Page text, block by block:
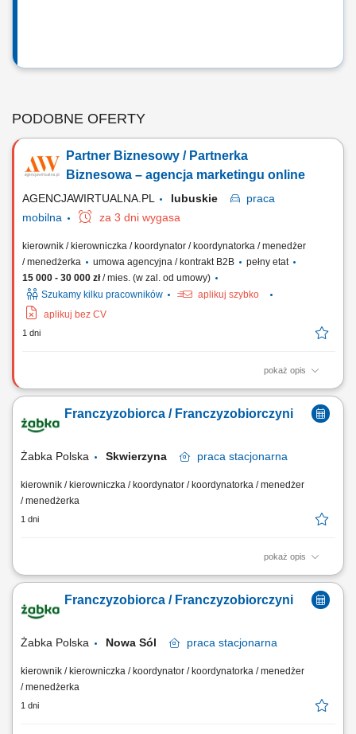
PODOBNE OFERTY
Partner Biznesowy / Partnerka
Biznesowa – agencja marketingu online
AGENCJAWIRTUALNA.PL lubuskie
praca
mobilna
za 3 dni wygasa
kierownik / kierowniczka / koordynator / koordynatorka / menedżer
/ menedżerka
umowa agencyjna / kontrakt B2B
pełny etat
15 000 - 30 000 zł/ mies. (w zal. od umowy)
Szukamy kilku pracowników
aplikuj szybko
aplikuj bez CV
1 dni
pokaż opis
Zakres działania: rozwijanie własnej działalności w branży marketingu
internetowego w oparciu o model franczyzowy; pozyskiwanie klientów
biznesowych i budowanie długofalowych relacji; sprzedaż usług takich
jak: strony internetowe, sklepy online, SEO/SEM, kampanie social
Franczyzobiorca / Franczyzobiorczyni
Żabka Polska Skwierzyna praca stacjonarna
kierownik / kierowniczka / koordynator / koordynatorka / menedżer
/ menedżerka
1 dni
pokaż opis
Główne zadania: Prowadzenie własnej działalności gospodarczej w
obsługi. Monitorowanie stanów magazynowych i zamówień.
Dostosowywanie asortymentu sklepu do potrzeb lokalnego rynku.
Franczyzobiorca / Franczyzobiorczyni
Żabka Polska Nowa Sól praca stacjonarna
kierownik / kierowniczka / koordynator / koordynatorka / menedżer
/ menedżerka
1 dni